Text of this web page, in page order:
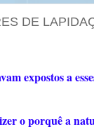
DE
expostos a
o porquê a